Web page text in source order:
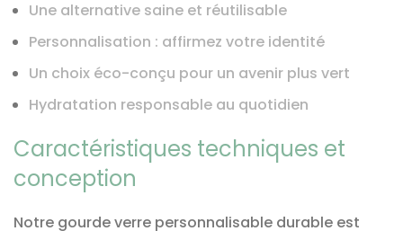
Une alternative saine et réutilisable
Personnalisation : affirmez votre identité
Un choix éco-conçu pour un avenir plus vert
Hydratation responsable au quotidien
Caractéristiques techniques et
conception
Notre gourde verre personnalisable durable est